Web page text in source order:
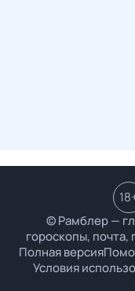
© Рамблер —
гороскопы, почта,
Полная версия
Условия
18